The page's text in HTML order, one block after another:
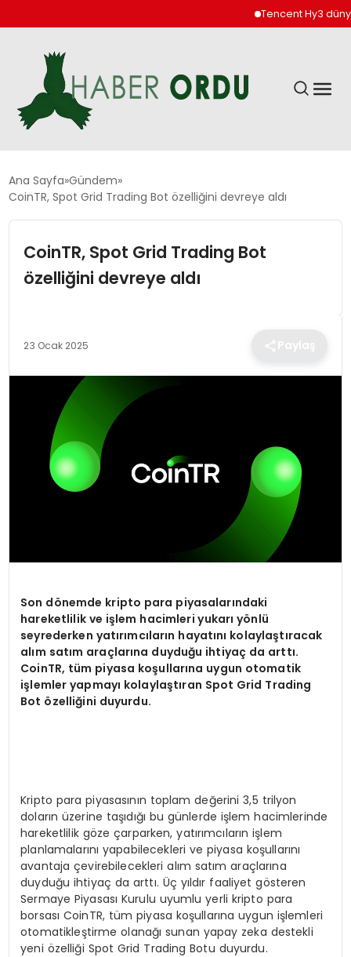
Tencent Hy3 dünya
GÜNDEM
DÜNYA
EKONOMI
MAGAZIN
Ana Sayfa Gündem
CoinTR, Spot Grid Trading Bot özelliğini devreye aldı
CoinTR, Spot Grid Trading Bot
özelliğini devreye aldı
23 Ocak 2025
Son dönemde kripto para piyasalarındaki
hareketlilik ve işlem hacimleri yukarı yönlü
seyrederken yatırımcıların hayatını kolaylaştıracak
alım satım araçlarına duyduğu ihtiyaç da arttı.
CoinTR, tüm piyasa koşullarına uygun otomatik
işlemler yapmayı kolaylaştıran Spot Grid Trading
Bot özelliğini duyurdu.
Kripto para piyasasının toplam değerini 3,5 trilyon
doların üzerine taşıdığı bu günlerde işlem hacimlerinde
hareketlilik göze çarparken, yatırımcıların işlem
planlamalarını yapabilecekleri ve piyasa koşullarını
avantaja çevirebilecekleri alım satım araçlarına
duyduğu ihtiyaç da arttı. Üç yıldır faaliyet gösteren
Sermaye Piyasası Kurulu uyumlu yerli kripto para
borsası CoinTR, tüm piyasa koşullarına uygun işlemleri
otomatikleştirme olanağı sunan yapay zeka destekli
yeni özelliği Spot Grid Trading Botu duyurdu.